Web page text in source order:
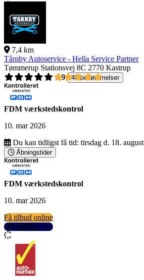
7,4 km
Tårnby Autoservice - Hella Service Partner
Tømmerup Stationsvej 8C 2770 Kastrup
4,9
40 bedømmelser
FDM værkstedskontrol
10. mar 2026
Du kan tidligst få tid: tirsdag d. 18. august
Åbningstider
FDM værkstedskontrol
10. mar 2026
Få tilbud online
Se detaljer